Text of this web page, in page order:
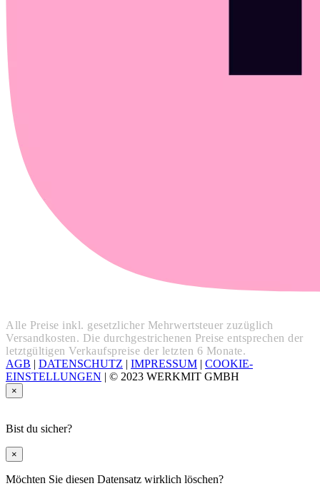
Alle Preise inkl. gesetzlicher Mehrwertsteuer zuzüglich
Versandkosten. Die durchgestrichenen Preise entsprechen der
letztgültigen Verkaufspreise der letzten 6 Monate.
AGB | DATENSCHUTZ | IMPRESSUM | COOKIE-
EINSTELLUNGEN | © 2023 WERKMIT GMBH
×
Bist du sicher?
×
Möchten Sie diesen Datensatz wirklich löschen?